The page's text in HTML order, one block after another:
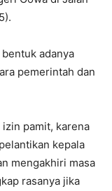
adanya
pemerintah dan
pamit, karena
kepala
mengakhiri masa
rasanya jika